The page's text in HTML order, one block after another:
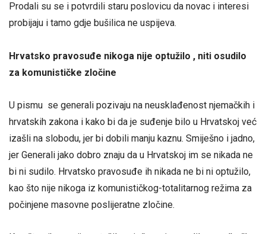
Prodali su se i potvrdili staru poslovicu da novac i interesi
probijaju i tamo gdje bušilica ne uspijeva.
Hrvatsko pravosuđe nikoga nije optužilo , niti osudilo
za komunističke zločine
U pismu se generali pozivaju na neusklađenost njemačkih i
hrvatskih zakona i kako bi da je suđenje bilo u Hrvatskoj već
izašli na slobodu, jer bi dobili manju kaznu. Smiješno i jadno,
jer Generali jako dobro znaju da u Hrvatskoj im se nikada ne
bi ni sudilo. Hrvatsko pravosuđe ih nikada ne bi ni optužilo,
kao što nije nikoga iz komunističkog-totalitarnog režima za
počinjene masovne poslijeratne zločine.